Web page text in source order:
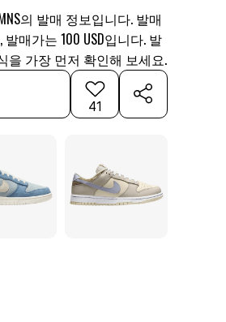
의 발매 정보입니다. 발매
매가는 100 USD입니다. 발
을 가장 먼저 확인해 보세요.
41